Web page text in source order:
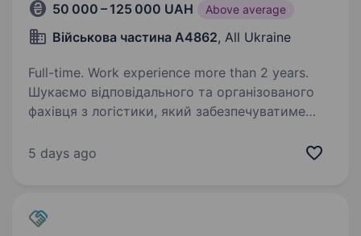
50 000 – 125 000 UAH Above average
Військова частина А4862, All Ukraine
Full-time. Work experience more than 2 years.
Шукаємо відповідального та організованого
фахівця з логістики, який забезпечуватиме
нашому підрозділу — 425 окремому
5 days ago